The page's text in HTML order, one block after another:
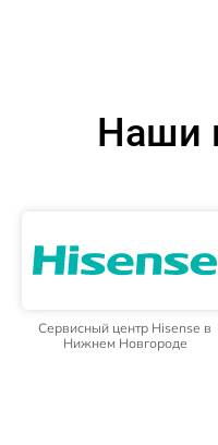
Наши
Сервисный центр Hisense в
Нижнем Новгороде